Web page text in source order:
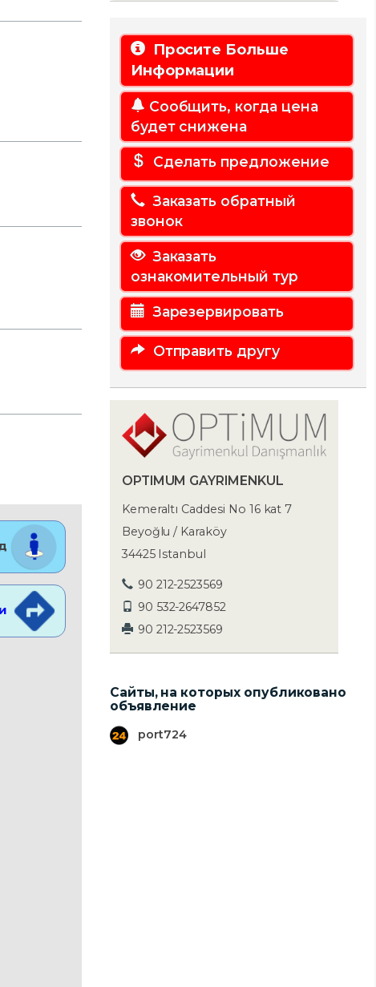
Просите Больше
Информации
Сообщить, когда цена
будет снижена
Сделать предложение
Заказать обратный
звонок
Заказать
ознакомительный тур
Зарезервировать
Отправить другу
OPTIMUM GAYRIMENKUL
Kemeraltı Caddesi No 16 kat 7
Beyoğlu / Karaköy
34425 Istanbul
90 212-2523569
90 532-2647852
90 212-2523569
Сайты, на которых опубликовано
объявление
port724